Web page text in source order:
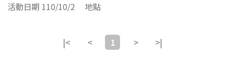
活動日期 110/10/2 地點
|< < 1 > >|